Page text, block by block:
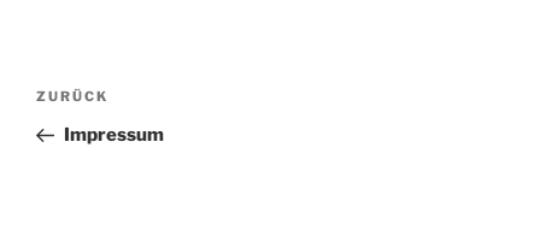
Beitragsnavigation
Vorheriger
Beitrag
ZURÜCK
Impressum